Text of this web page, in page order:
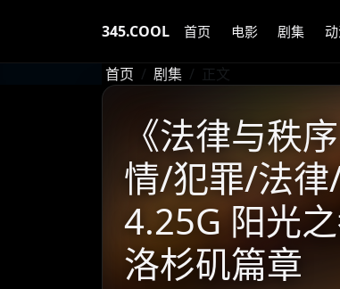
345.COOL 首页 电影 剧集
首页 剧集 正文
《法律与秩
情/犯罪/法
4.25G 阳光
洛杉矶篇章